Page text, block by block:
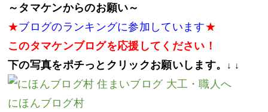
～タマケンからのお願い～
★ブログのランキングに参加しています★
このタマケンブログを応援してください！
下の写真をポチっとクリックお願いします。 ↓ ↓
にほんブログ村